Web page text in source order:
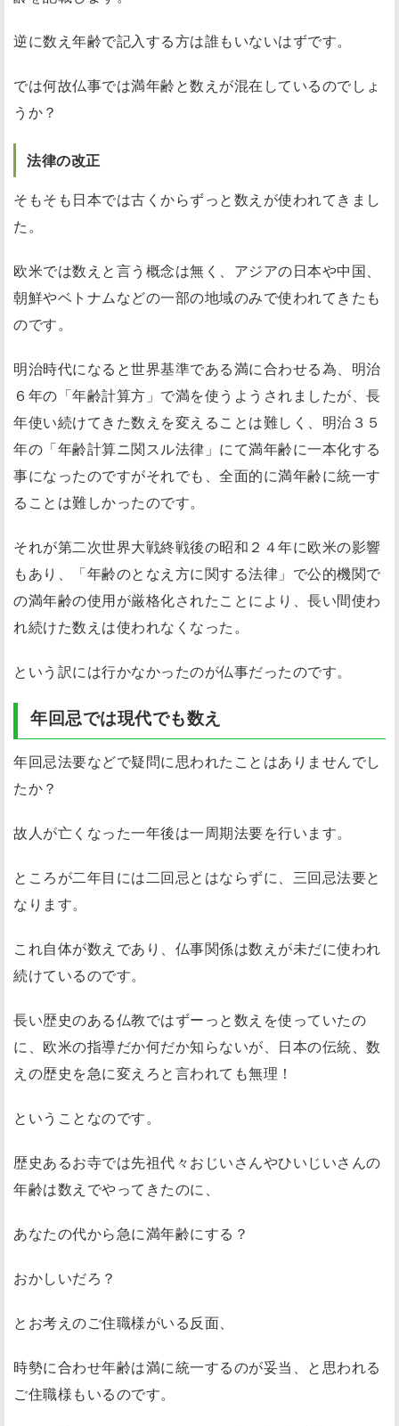
逆に数え年齢で記入する方は誰もいないはずです。
では何故仏事では満年齢と数えが混在しているのでしょ
うか？
法律の改正
そもそも日本では古くからずっと数えが使われてきまし
た。
欧米では数えと言う概念は無く、アジアの日本や中国、
朝鮮やベトナムなどの一部の地域のみで使われてきたも
のです。
明治時代になると世界基準である満に合わせる為、明治
６年の「年齢計算方」で満を使うようされましたが、長
年使い続けてきた数えを変えることは難しく、明治３５
年の「年齢計算ニ関スル法律」にて満年齢に一本化する
事になったのですがそれでも、全面的に満年齢に統一す
ることは難しかったのです。
それが第二次世界大戦終戦後の昭和２４年に欧米の影響
もあり、「年齢のとなえ方に関する法律」で公的機関で
の満年齢の使用が厳格化されたことにより、長い間使わ
れ続けた数えは使われなくなった。
という訳には行かなかったのが仏事だったのです。
年回忌では現代でも数え
年回忌法要などで疑問に思われたことはありませんでし
たか？
故人が亡くなった一年後は一周期法要を行います。
ところが二年目には二回忌とはならずに、三回忌法要と
なります。
これ自体が数えであり、仏事関係は数えが未だに使われ
続けているのです。
長い歴史のある仏教ではずーっと数えを使っていたの
に、欧米の指導だか何だか知らないが、日本の伝統、数
えの歴史を急に変えろと言われても無理！
ということなのです。
歴史あるお寺では先祖代々おじいさんやひいじいさんの
年齢は数えでやってきたのに、
あなたの代から急に満年齢にする？
おかしいだろ？
とお考えのご住職様がいる反面、
時勢に合わせ年齢は満に統一するのが妥当、と思われる
ご住職様もいるのです。